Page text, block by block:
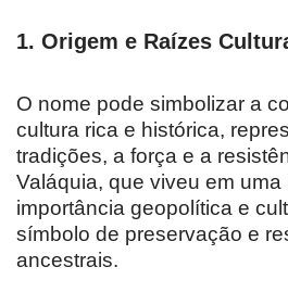
1. Origem e Raízes
O nome pode simbolizar a
cultura rica e histórica,
tradições, a força e a
Valáquia, que viveu em
importância geopolítica e
símbolo de preservação e
ancestrais.